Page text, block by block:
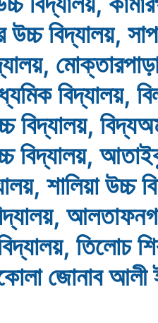
বিদ্যালয়,
বিদ্যালয়,
বিদ্যালয়,
বিদ্যালয়,
শালিয়া উচ্চ
তিলোচ
জোনাব আলী